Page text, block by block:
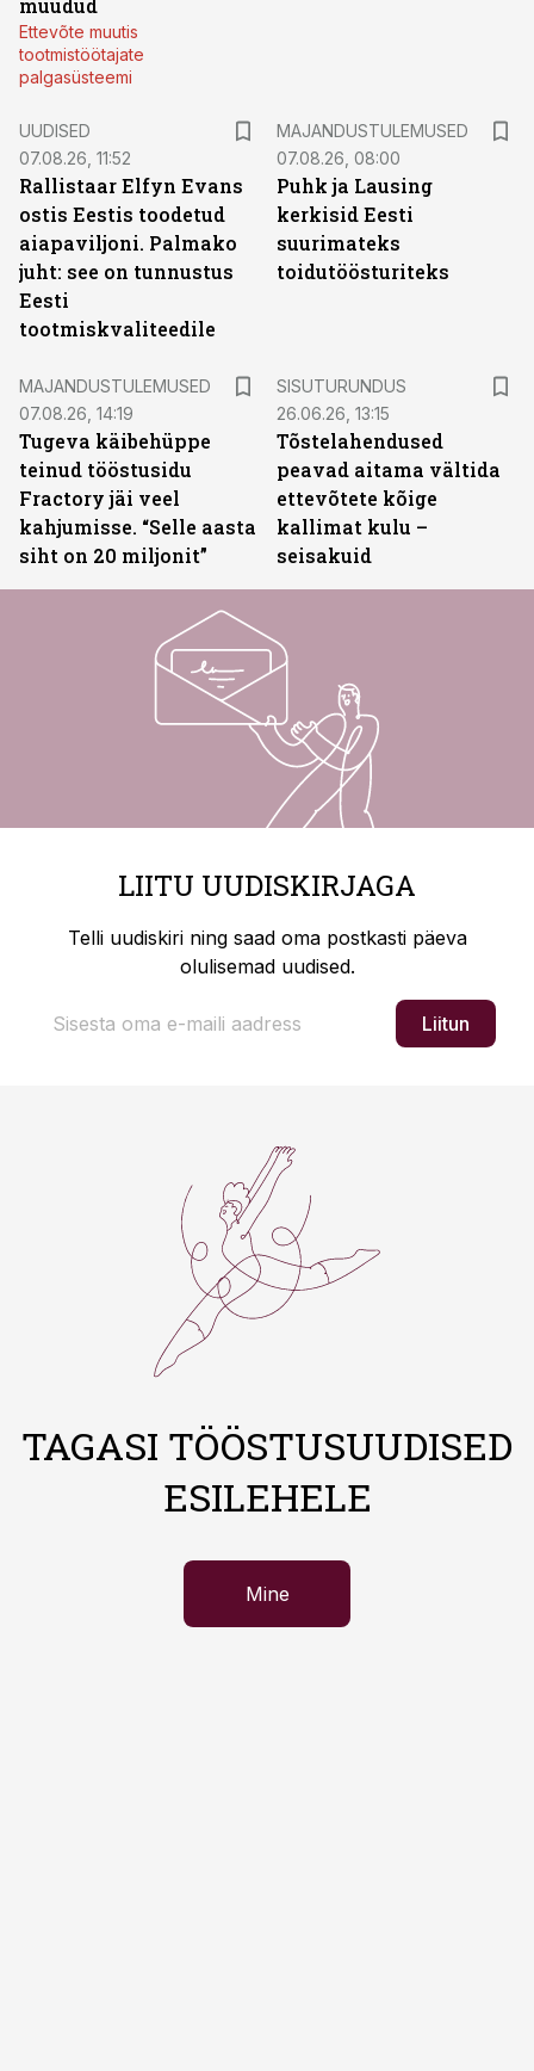
müüdud
Ettevõte muutis
tootmistöötajate
palgasüsteemi
UUDISED
07.08.26, 11:52
Rallistaar Elfyn Evans
ostis Eestis toodetud
aiapaviljoni. Palmako
juht: see on tunnustus
Eesti
tootmiskvaliteedile
MAJANDUSTULEMUSED
07.08.26, 08:00
Puhk ja Lausing
kerkisid Eesti
suurimateks
toidutöösturiteks
MAJANDUSTULEMUSED
07.08.26, 14:19
Tugeva käibehüppe
teinud tööstusidu
Fractory jäi veel
kahjumisse. “Selle aasta
siht on 20 miljonit”
SISUTURUNDUS
26.06.26, 13:15
Tõstelahendused
peavad aitama vältida
ettevõtete kõige
kallimat kulu –
seisakuid
LIITU UUDISKIRJAGA
Telli uudiskiri ning saad oma postkasti päeva
olulisemad uudised.
Liitun
TAGASI TÖÖSTUSUUDISED
ESILEHELE
Mine